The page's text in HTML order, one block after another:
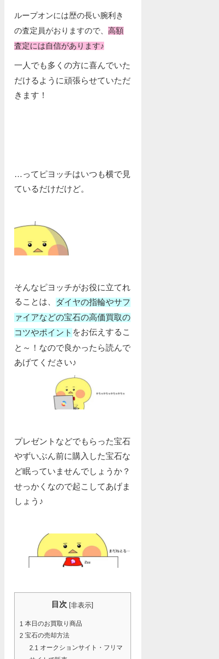
ループオンには歴の長い腕利き
の査定員がおりますので、 高額
査定には自信があります♪
一人でも多くの方に喜んでいた
だけるように頑張らせていただ
きます！
…ってピヨッチはいつも横で見
ているだけだけど。
そんなピヨッチがお役に立てれ
ることは、
ダイヤの指輪やサフ
ァイアなどの宝石の高価買取の
コツやポイント をお伝えするこ
と～！なので良かったら読んで
あげてください♪
プレゼントなどでもらった宝石
やずいぶん前に購入した宝石な
ど眠っていませんでしょうか？
せっかくなので起こしてあげま
しょう♪
目次 [非表示]
1 本日のお買取り商品
2宝石の売却方法
2.1 オークションサイト・フリマ